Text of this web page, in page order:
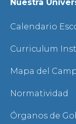
Nuestra
Calendario
Curriculum
Mapa del
Normatividad
Órganos de